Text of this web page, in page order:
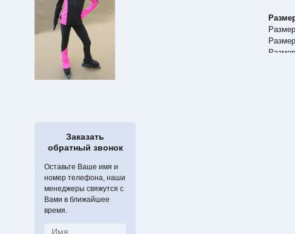
Заказать
обратный звонок
Оставьте Ваше имя и
номер телефона, наши
менеджеры свяжутся с
Вами в ближайшее
время.